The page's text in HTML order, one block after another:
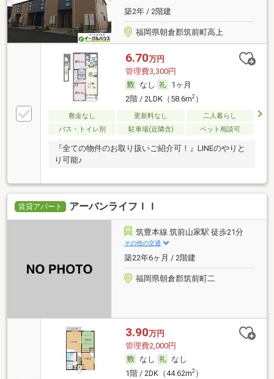
築2年 / 2階建
福岡県朝倉郡筑前町高上
6.70万円
管理費3,300円
なし
1ヶ月
2階 / 2LDK（58.6m2）
敷金なし 更新料なし
二人暮らし
バス・トイレ別
駐車場(近隣含) ペット相談可
『全ての物件のお取り扱いご紹介可！』LINEのやりと
り可能♪
賃貸アパート アーバンライフＩＩ
筑豊本線 筑前山家駅 徒歩21分
その他の交通
築22年6ヶ月 / 2階建
福岡県朝倉郡筑前町二
3.90万円
管理費2,000円
なし
なし
1階 / 2DK（44.62m2）